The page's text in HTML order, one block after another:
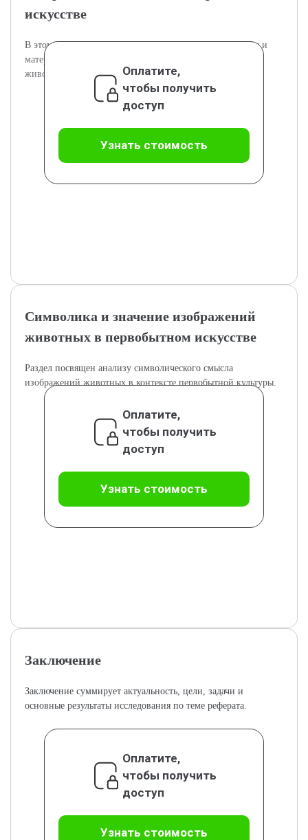
искусстве
В этом разделе анализируются художественные способы и
материалы, применявшиеся для создания изображений
животных в древности. Оплатите,
чтобы получить
доступ
Узнать стоимость
Символика и значение изображений
животных в первобытном искусстве
Раздел посвящен анализу символического смысла
изображений животных в контексте первобытной культуры.
Оплатите,
чтобы получить
доступ
Узнать стоимость
Заключение
Заключение суммирует актуальность, цели, задачи и
основные результаты исследования по теме реферата.
Оплатите,
чтобы получить
доступ
Узнать стоимость